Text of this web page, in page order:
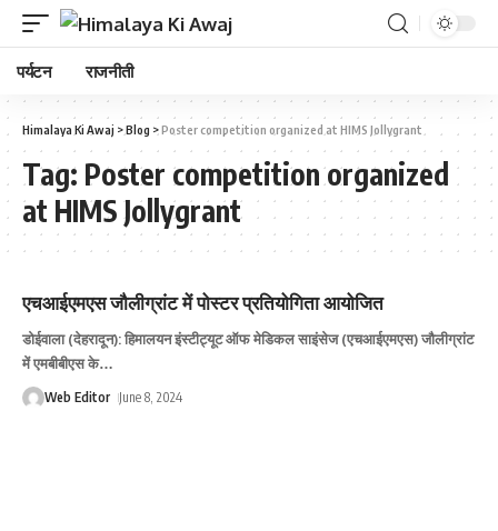
पर्यटन राजनीती
Himalaya Ki Awaj >Blog >Poster competition organized at HIMS Jollygrant
Tag: Poster competition organized
at HIMS Jollygrant
एचआईएमएस जौलीग्रांट में पोस्टर प्रतियोगिता आयोजित
डोईवाला (देहरादून): हिमालयन इंस्टीट्यूट ऑफ मेडिकल साइंसेज (एचआईएमएस) जौलीग्रांट
में एमबीबीएस के…
Web Editor June 8, 2024